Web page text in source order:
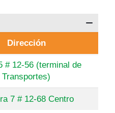
Dirección
# 12-56 (terminal de
Transportes)
7 # 12-68 Centro